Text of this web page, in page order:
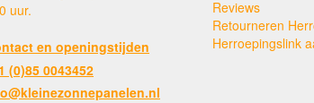
uur.
en openingstijden
(0)85 0043452
Reviews
Retourneren
Herroepingslink